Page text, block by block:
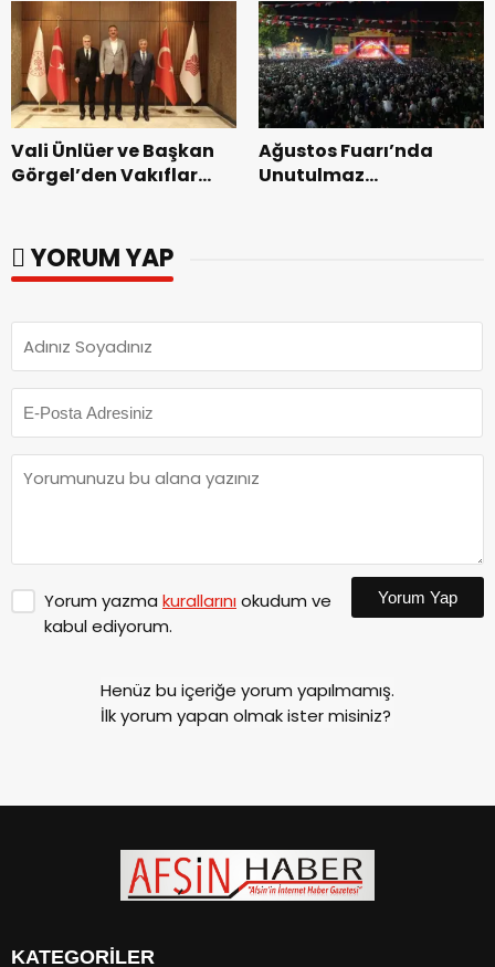
dönemin ön kayıtları
başladı.
Vali Ünlüer ve Başkan
Görgel’den Vakıflar
Ağustos Fuarı’nda
Unutulmaz
YORUM YAP
Yorum yazma kurallarınıokudum ve
kabul ediyorum.
Yorum Yap
Henüz bu içeriğe yorum yapılmamış.
İlk yorum yapan olmak ister misiniz?
KATEGORİLER